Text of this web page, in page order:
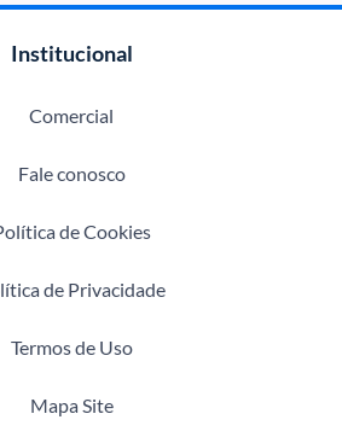
Institucional
Comercial
Fale conosco
de Cookies
de Privacidade
Termos de Uso
Mapa Site